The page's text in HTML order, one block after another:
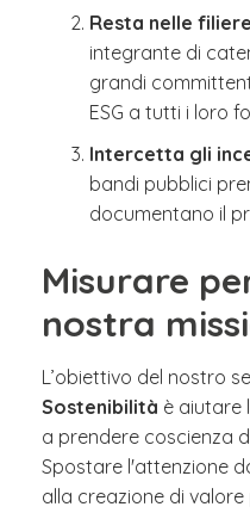
Resta nelle
integrante di
grandi
ESG a tutti i loro
Intercetta gli
bandi pubblici
documentano il
Misurare
nostra
L’obiettivo del nostro
Sostenibilità è aiutare
a prendere coscienza
Spostare l'attenzione
alla creazione di